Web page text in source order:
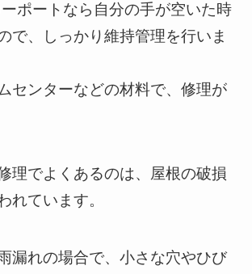
ポートなら自分の手が空いた時
で、しっかり維持管理を行いま
センターなどの材料で、修理が
理でよくあるのは、屋根の破損
れています。
漏れの場合で、小さな穴やひび